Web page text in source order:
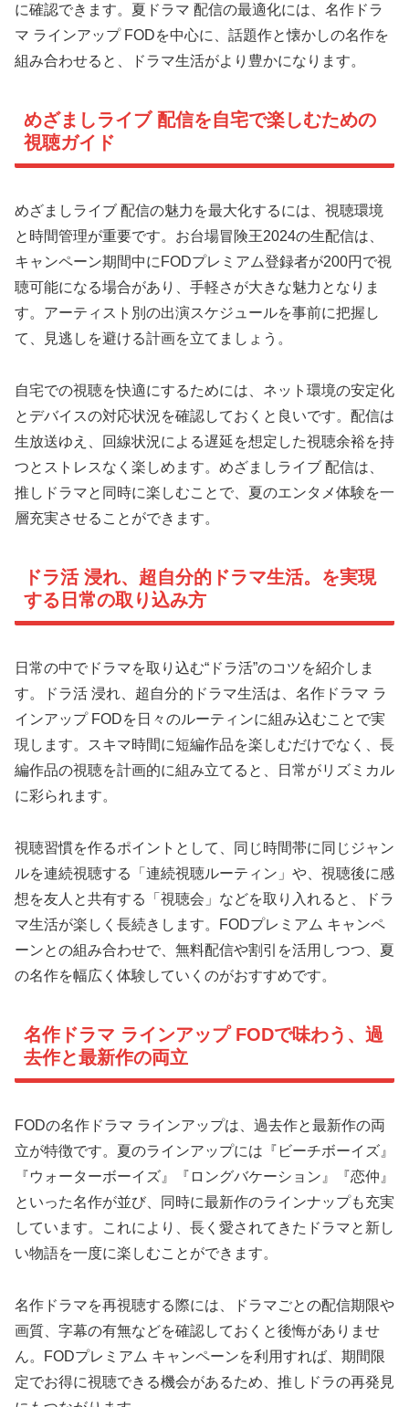
に確認できます。夏ドラマ 配信の最適化には、名作ドラ
マ ラインアップ FODを中心に、話題作と懐かしの名作を
組み合わせると、ドラマ生活がより豊かになります。
めざましライブ 配信を自宅で楽しむための
視聴ガイド
めざましライブ 配信の魅力を最大化するには、視聴環境
と時間管理が重要です。お台場冒険王2024の生配信は、
キャンペーン期間中にFODプレミアム登録者が200円で視
聴可能になる場合があり、手軽さが大きな魅力となりま
す。アーティスト別の出演スケジュールを事前に把握し
て、見逃しを避ける計画を立てましょう。
自宅での視聴を快適にするためには、ネット環境の安定化
とデバイスの対応状況を確認しておくと良いです。配信は
生放送ゆえ、回線状況による遅延を想定した視聴余裕を持
つとストレスなく楽しめます。めざましライブ 配信は、
推しドラマと同時に楽しむことで、夏のエンタメ体験を一
層充実させることができます。
ドラ活 浸れ、超自分的ドラマ生活。を実現
する日常の取り込み方
日常の中でドラマを取り込む“ドラ活”のコツを紹介しま
す。ドラ活 浸れ、超自分的ドラマ生活は、名作ドラマ ラ
インアップ FODを日々のルーティンに組み込むことで実
現します。スキマ時間に短編作品を楽しむだけでなく、長
編作品の視聴を計画的に組み立てると、日常がリズミカル
に彩られます。
視聴習慣を作るポイントとして、同じ時間帯に同じジャン
ルを連続視聴する「連続視聴ルーティン」や、視聴後に感
想を友人と共有する「視聴会」などを取り入れると、ドラ
マ生活が楽しく長続きします。FODプレミアム キャンペ
ーンとの組み合わせで、無料配信や割引を活用しつつ、夏
の名作を幅広く体験していくのがおすすめです。
名作ドラマ ラインアップ FODで味わう、過
去作と最新作の両立
FODの名作ドラマ ラインアップは、過去作と最新作の両
立が特徴です。夏のラインアップには『ビーチボーイズ』
『ウォーターボーイズ』『ロングバケーション』『恋仲』
といった名作が並び、同時に最新作のラインナップも充実
しています。これにより、長く愛されてきたドラマと新し
い物語を一度に楽しむことができます。
名作ドラマを再視聴する際には、ドラマごとの配信期限や
画質、字幕の有無などを確認しておくと後悔がありませ
ん。FODプレミアム キャンペーンを利用すれば、期間限
定でお得に視聴できる機会があるため、推しドラの再発見